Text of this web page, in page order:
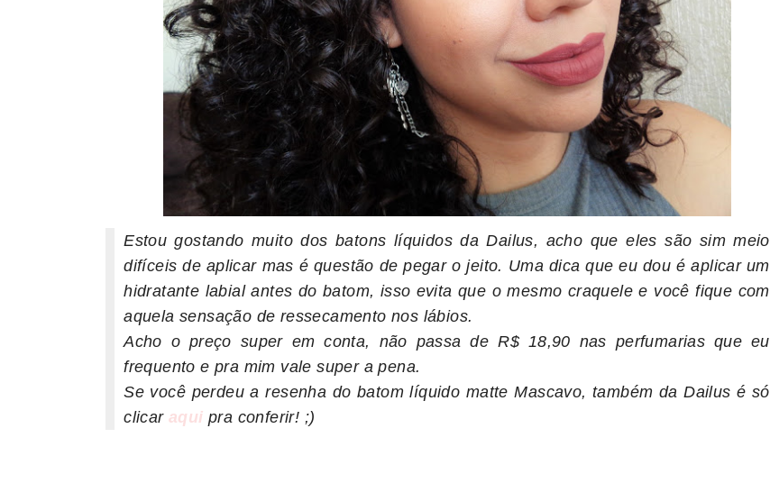
Estou gostando muito dos batons líquidos da Dailus, acho que eles são sim meio
difíceis de aplicar mas é questão de pegar o jeito. Uma dica que eu dou é aplicar um
hidratante labial antes do batom, isso evita que o mesmo craquele e você fique com
aquela sensação de ressecamento nos lábios.
Acho o preço super em conta, não passa de R$ 18,90 nas perfumarias que eu
frequento e pra mim vale super a pena.
Se você perdeu a resenha do batom líquido matte Mascavo, também da Dailus é só
clicar aqui pra conferir! ;)